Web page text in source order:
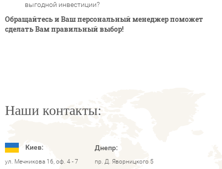
выгодной инвестиции?
Обращайтесь и Ваш персональный менеджер поможет
сделать Вам правильный выбор!
Наши контакты:
Киев:
ул. Мечникова 16, оф. 4 - 7
Днепр:
пр. Д. Яворницкого 5